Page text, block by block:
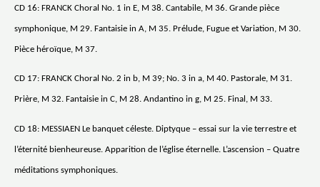
CD 16: FRANCK Choral No. 1 in E, M 38. Cantabile, M 36. Grande pièce
symphonique, M 29. Fantaisie in A, M 35. Prélude, Fugue et Variation, M 30.
Pièce héroïque, M 37.
CD 17: FRANCK Choral No. 2 in b, M 39; No. 3 in a, M 40. Pastorale, M 31.
Prière, M 32. Fantaisie in C, M 28. Andantino in g, M 25. Final, M 33.
CD 18: MESSIAEN Le banquet céleste. Diptyque – essai sur la vie terrestre et
l’éternité bienheureuse. Apparition de l’église éternelle. L’ascension – Quatre
méditations symphoniques.